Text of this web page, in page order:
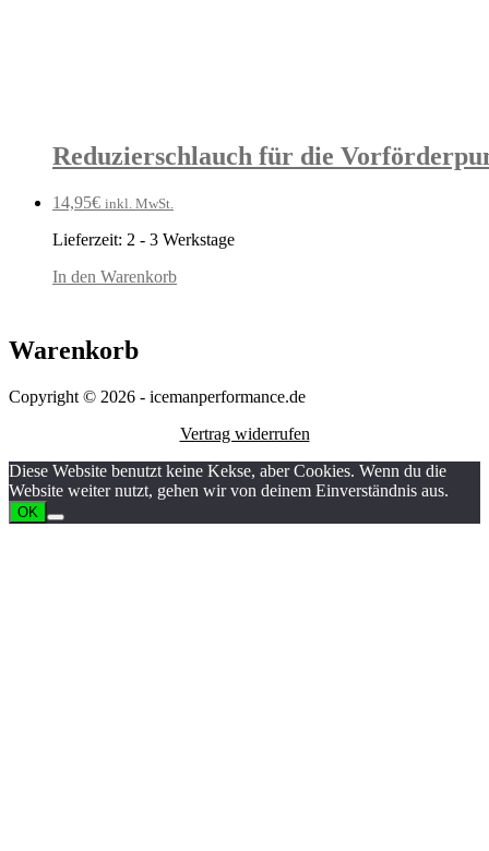
Reduzierschlauch für die
14,95€ inkl. MwSt.
Lieferzeit: 2 - 3 Werkstage
In den Warenkorb
Warenkorb
Copyright © 2026 - icemanperformance.de
Vertrag widerrufen
Diese Website benutzt keine Kekse, aber Cookies. Wenn du die
Website weiter nutzt, gehen wir von deinem Einverständnis aus.
OK